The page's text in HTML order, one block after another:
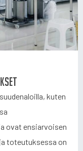
kuten
ovat ensiarvoisen
toteutuksessa on